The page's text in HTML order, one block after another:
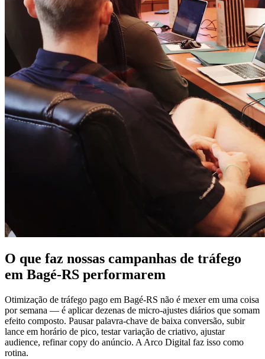
O que faz nossas campanhas de tráfego
em Bagé-RS performarem
Otimização de tráfego pago em Bagé-RS não é mexer em uma coisa
por semana — é aplicar dezenas de micro-ajustes diários que somam
efeito composto. Pausar palavra-chave de baixa conversão, subir
lance em horário de pico, testar variação de criativo, ajustar
audience, refinar copy do anúncio. A Arco Digital faz isso como
rotina.